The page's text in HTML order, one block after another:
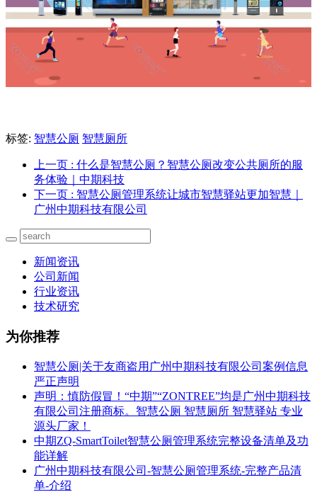
标签: 智慧公厕 智慧厕所
上一页 : 什么是智慧公厕？智慧公厕改变公共厕所的服
务体验｜中期科技
下一页 : 智慧公厕管理系统让城市智慧驿站更加智慧｜
广州中期科技有限公司
新闻资讯
公司新闻
行业资讯
技术研究
为你推荐
智慧公厕|关于友商盗用广州中期科技有限公司案例信息
严正声明
声明：慎防假冒！“中期”“ZONTREE”均是广州中期科技
有限公司注册商标。智慧公厕 智慧厕所 智慧驿站 专业
源头厂家！
中期ZQ-SmartToilet智慧公厕管理系统完整设备清单及功
能详解
广州中期科技有限公司-智慧公厕管理系统-完整产品清
单-介绍